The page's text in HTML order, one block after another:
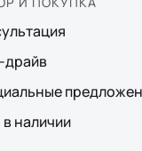
драйв
наличии